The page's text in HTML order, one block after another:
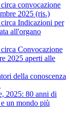
convocazione
2025 (ris.)
Indicazioni per
all'organo
Convocazione
2025 aperti alle
della conoscenza
2025: 80 anni di
un mondo più